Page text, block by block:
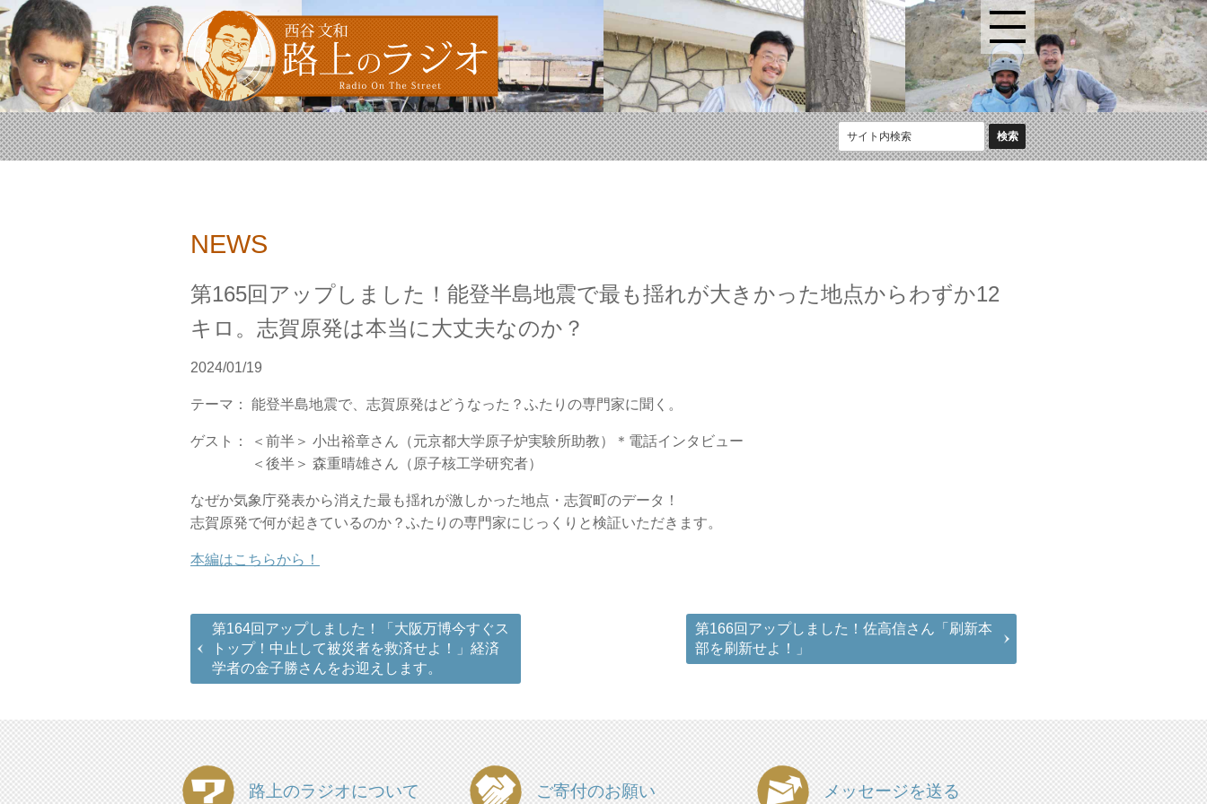
NEWS
第165回アップしました！能登半島地震で最も揺れが大きかった地点からわずか12
キロ。志賀原発は本当に大丈夫なのか？
2024/01/19
テーマ： 能登半島地震で、志賀原発はどうなった？ふたりの専門家に聞く。
ゲスト： ＜前半＞ 小出裕章さん（元京都大学原子炉実験所助教）＊電話インタビュー
＜後半＞ 森重晴雄さん（原子核工学研究者）
なぜか気象庁発表から消えた最も揺れが激しかった地点・志賀町のデータ！
志賀原発で何が起きているのか？ふたりの専門家にじっくりと検証いただきます。
本編はこちらから！
第164回アップしました！「大阪万博今すぐス
トップ！中止して被災者を救済せよ！」経済
学者の金子勝さんをお迎えします。
第166回アップしました！佐高信さん「刷新本
部を刷新せよ！」
路上のラジオについて ご寄付のお願い メッセージを送る